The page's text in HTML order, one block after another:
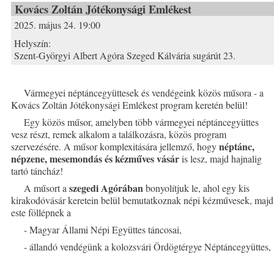
Kovács Zoltán Jótékonysági Emlékest
2025. május 24. 19:00
Helyszín:
Szent-Györgyi Albert Agóra Szeged Kálvária sugárút 23.
Vármegyei néptáncegyüttesek és vendégeink közös műsora - a
Kovács Zoltán Jótékonysági Emlékest program keretén belül!
Egy közös műsor, amelyben több vármegyei néptáncegyüttes
vesz részt, remek alkalom a találkozásra, közös program
szervezésére. A műsor komplexitására jellemző, hogynéptánc,
népzene, mesemondás és kézműves vásáris lesz, majd hajnalig
tartó táncház!
A műsort a szegedi Agórában bonyolítjuk le, ahol egy kis
kirakodóvásár keretein belül bemutatkoznak népi kézművesek, majd
este föllépnek a
- Magyar Állami Népi Együttes táncosai,
- állandó vendégünk a kolozsvári Ördögtérgye Néptáncegyüttes,